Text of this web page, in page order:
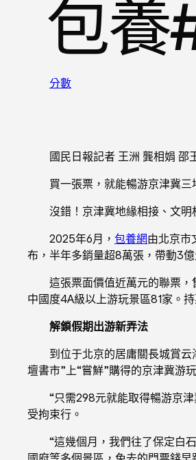
包養
分數
國民日報記者 王洲 龔相娟 邵
買一張票，就能暢游京津冀三
沒錯！京津冀地緣相接、文明
2025年6月， 包養網由北京市
布，半年多銷量超8萬張，帶動3
這張票面價值近萬元的聯票
中國度4A級以上游玩景區81家。
解鎖假期出游新弄法
到位于北京的居庸關長城賞
壇書市”上“嘗鮮”購得的京津冀游
“只需298元就能取得暢游京
受拘束行。
“這幾個月，我們往了保定白